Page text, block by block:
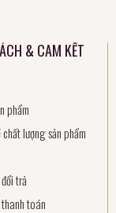
& CAM KẾT
phẩm
lượng sản phẩm
trả
toán